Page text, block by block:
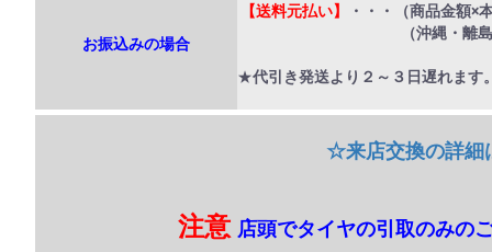
お振込みの場合
【送料元払い】
・・・（商品金額×
（沖縄・離島地域は送
★代引き発送より２～３日遅れます
☆来店交換の詳細
注意 店頭でタイヤの引取のみの